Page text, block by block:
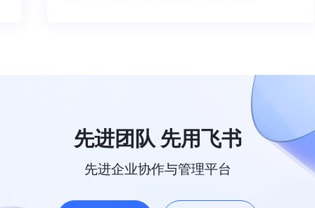
先进团队 先用飞书
先进企业协作与管理平台